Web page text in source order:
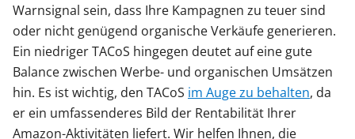
Warnsignal sein, dass Ihre Kampagnen zu teuer sind
oder nicht genügend organische Verkäufe generieren.
Ein niedriger TACoS hingegen deutet auf eine gute
Balance zwischen Werbe- und organischen Umsätzen
hin. Es ist wichtig, den TACoS im Auge zu behalten, da
er ein umfassenderes Bild der Rentabilität Ihrer
Amazon-Aktivitäten liefert. Wir helfen Ihnen, die